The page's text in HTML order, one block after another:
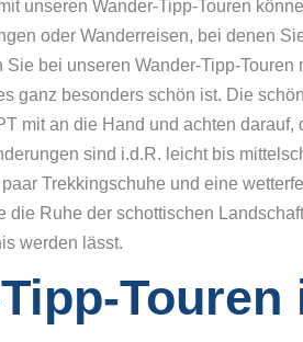
unseren Wander-Tipp-Touren
oder Wanderreisen, bei denen
bei unseren Wander-Tipp-
ganz besonders schön ist. Die
mit an die Hand und achten
sind i.d.R. leicht bis
Trekkingschuhe und eine
die Ruhe der schottischen
werden lässt.